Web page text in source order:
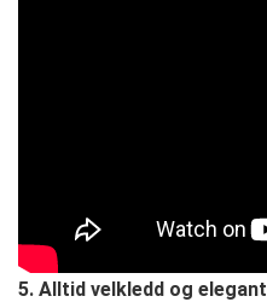
5. Alltid velkledd og elegant